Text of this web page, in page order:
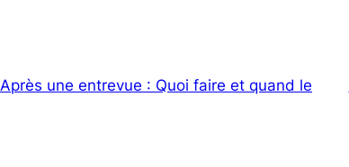
Après une entrevue : Quoi faire et quand le